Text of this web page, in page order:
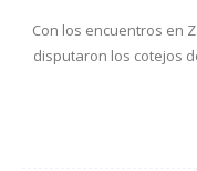
Con los encuentros en
disputaron los cotejos